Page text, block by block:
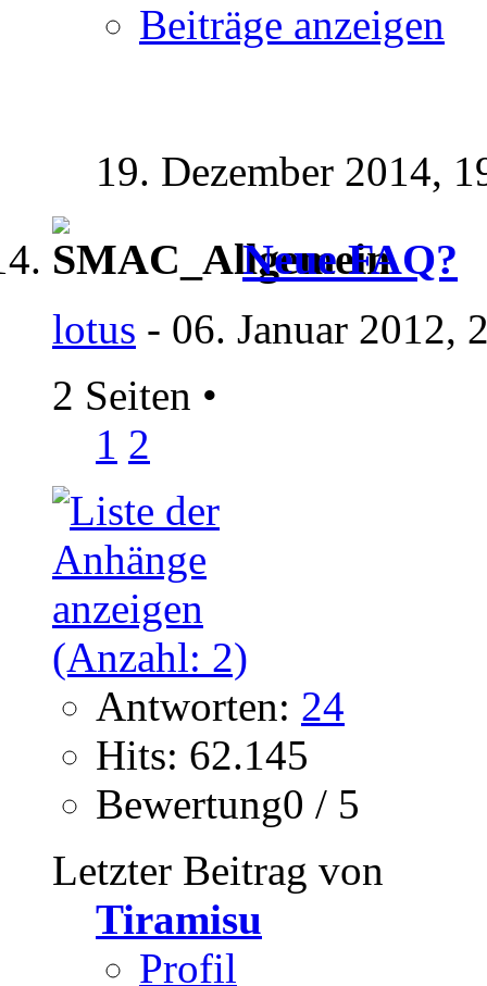
Beiträge anzeigen
19. Dezember 2014,
Neue FAQ?
lotus - 06. Januar 2012,
2 Seiten •
1 2
Antworten: 24
Hits: 62.145
Bewertung0 / 5
Letzter Beitrag von
Tiramisu
Profil